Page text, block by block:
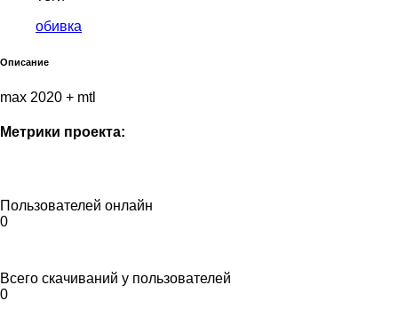
обивка
Описание
max 2020 + mtl
Метрики проекта:
Пользователей онлайн
0
Всего скачиваний у пользователей
0